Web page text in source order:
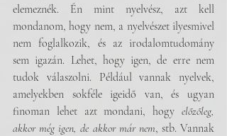
elemeznék. Én mint nyelvész, azt kell
mondanom, hogy nem, a nyelvészet ilyesmivel
nem foglalkozik, és az irodalomtudomány
sem igazán. Lehet, hogy igen, de erre nem
tudok válaszolni. Például vannak nyelvek,
amelyekben sokféle igeidő van, és ugyan
finoman lehet azt mondani, hogy előzőleg,
akkor még igen, de akkor már nem, stb. Vannak